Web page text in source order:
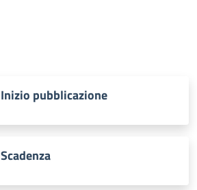
Inizio pubblicazione
Scadenza